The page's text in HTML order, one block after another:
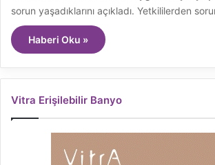
sorun yaşadıklarını açıkladı. Yetkililerden
Haberi Oku »
Vitra Erişilebilir Banyo